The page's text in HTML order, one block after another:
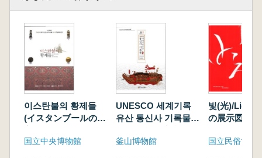
이스탄불의 황제들
(イスタンブールの皇
IN ISTANBUL
国立中央博物館
UNESCO 세계기록
유산 통신사 기록물
使記録物)
釜山博物館
빛(光)/
の展示図録
国立民俗博物